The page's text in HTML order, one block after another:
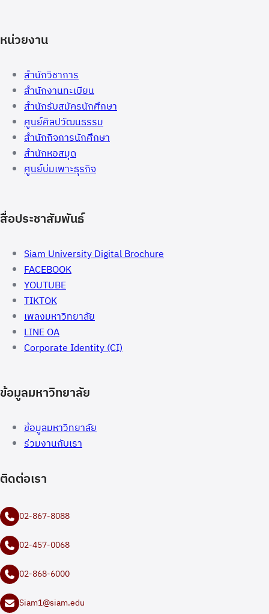
หน่วยงาน
สำนักวิชาการ
สำนักงานทะเบียน
สำนักรับสมัครนักศึกษา
ศูนย์ศิลปวัฒนธรรม
สำนักกิจการนักศึกษา
สำนักหอสมุด
ศูนย์บ่มเพาะธุรกิจ
สื่อประชาสัมพันธ์
Siam University Digital Brochure
FACEBOOK
YOUTUBE
TIKTOK
เพลงมหาวิทยาลัย
LINE OA
Corporate Identity (CI)
ข้อมูลมหาวิทยาลัย
ข้อมูลมหาวิทยาลัย
ร่วมงานกับเรา
ติดต่อเรา
02-867-8088
02-457-0068
02-868-6000
Siam1@siam.edu